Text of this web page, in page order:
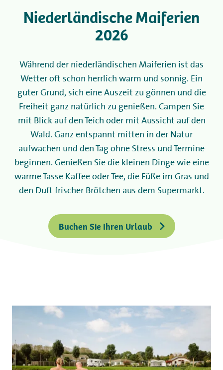
Camping
Wellness
+31 (0) 36 - 522 8880
Informationen für Gäste
Contact
Werken bij
Mijn Flevo Natuur
Niederländische Maiferien
2026
Während der niederländischen Maiferien ist das
Wetter oft schon herrlich warm und sonnig. Ein
guter Grund, sich eine Auszeit zu gönnen und die
Freiheit ganz natürlich zu genießen. Campen Sie
mit Blick auf den Teich oder mit Aussicht auf den
Wald. Ganz entspannt mitten in der Natur
aufwachen und den Tag ohne Stress und Termine
beginnen. Genießen Sie die kleinen Dinge wie eine
warme Tasse Kaffee oder Tee, die Füße im Gras und
den Duft frischer Brötchen aus dem Supermarkt.
Buchen Sie Ihren Urlaub